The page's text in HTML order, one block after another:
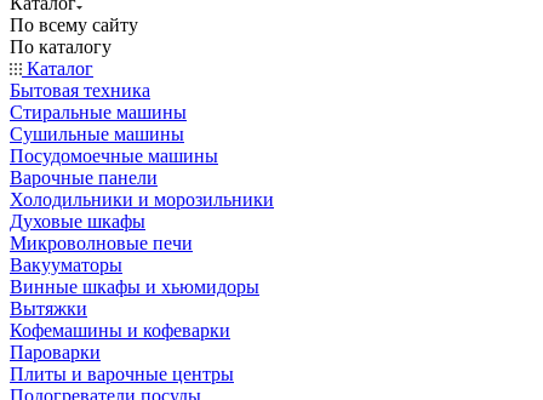
По всему сайту
По каталогу
Каталог
Бытовая техника
Стиральные машины
Сушильные машины
Посудомоечные машины
Варочные панели
Холодильники и морозильники
Духовые шкафы
Микроволновые печи
Вакууматоры
Винные шкафы и хьюмидоры
Вытяжки
Кофемашины и кофеварки
Пароварки
Плиты и варочные центры
Подогреватели посуды